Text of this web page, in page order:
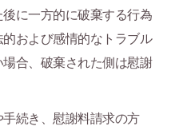
に一方的に破棄する行為
および感情的なトラブル
合、破棄された側は慰謝
続き、慰謝料請求の方